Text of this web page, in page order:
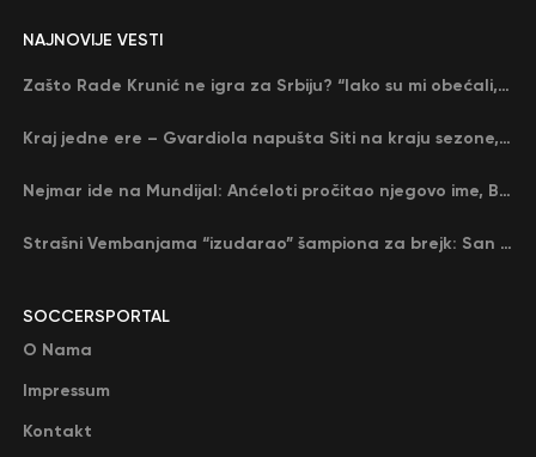
SOCCERSPORTAL
O Nama
Impressum
Kontakt
NAJNOVIJE VESTI
Zašto Rade Krunić ne igra za Srbiju? “Iako su mi obećali, niko me nije zvao…”
Kraj jedne ere – Gvardiola napušta Siti na kraju sezone, menja ga njegov nekadašnji rival
Nejmar ide na Mundijal: Anćeloti pročitao njegovo ime, Brazil u delirijumu (VIDEO)
Strašni Vembanjama “izudarao” šampiona za brejk: San Antonio poveo protiv Oklahome